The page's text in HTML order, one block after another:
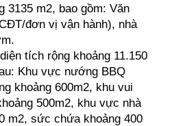
3135 m2, bao gồm: Văn
đơn vị vận hành), nhà
tích rộng khoảng 11.150
Khu vực nướng BBQ
khoảng 600m2, khu vui
500m2, khu vực nhà
m2, sức chứa khoảng 400